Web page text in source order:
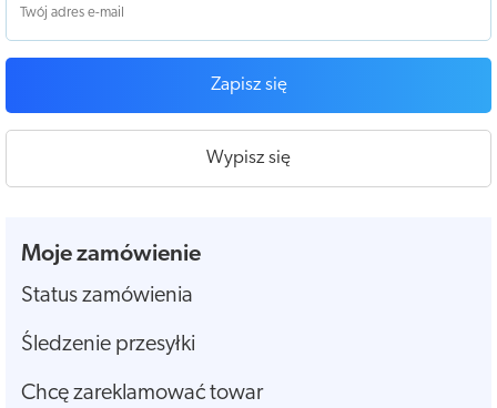
Zapisz się
Wypisz się
Moje zamówienie
Status zamówienia
Śledzenie przesyłki
Chcę zareklamować towar